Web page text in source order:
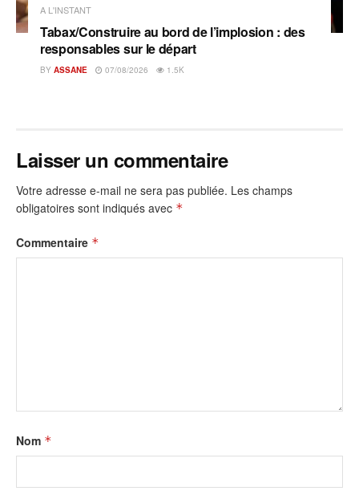
A L'INSTANT
Tabax/Construire au bord de l’implosion : des
responsables sur le départ
BY ASSANE 07/08/2026 1.5K
Laisser un commentaire
Votre adresse e-mail ne sera pas publiée. Les champs
obligatoires sont indiqués avec *
Commentaire *
Nom *